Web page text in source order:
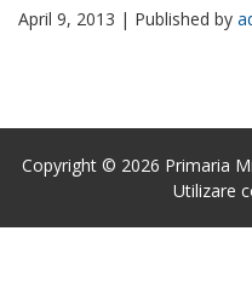
April 9, 2013 | Published by
Copyright © 2026 Primaria
Utilizare